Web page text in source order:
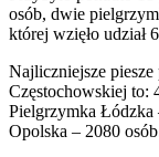
osób, dwie
której wzięło udział
Najliczniejsze
Częstochowskiej to:
Pielgrzymka Łódzka
Opolska – 2080